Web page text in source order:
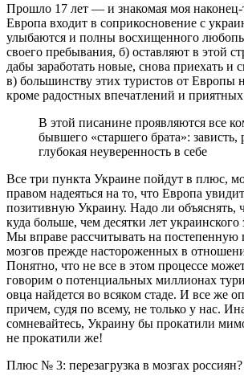
Прошло 17 лет — и знакомая моя наконец-
Европа входит в соприкосновение с
улыбаются и полны восхищенного
своего пребывания, б) оставляют в этой
дабы заработать новые, снова приехать и
в) большинству этих туристов от Европы
кроме радостных впечатлений и
В этой писанине проявляются все
бывшего «старшего брата»: зависть,
глубокая неуверенность в себе
Все три пункта Украине пойдут в плюс,
правом надеяться на то, что Европа
позитивную Украину. Надо ли объяснять,
куда больше, чем десятки лет украинского
Мы вправе рассчитывать на постепенную
мозгов прежде настороженных в
Понятно, что не все в этом процессе
говорим о потенциальных миллионах
овца найдется во всяком стаде. И все же
причем, судя по всему, не только у нас.
сомневайтесь, Украину бы прокатили
не прокатили же!
Плюс № 3: перезагрузка в мозгах россиян?